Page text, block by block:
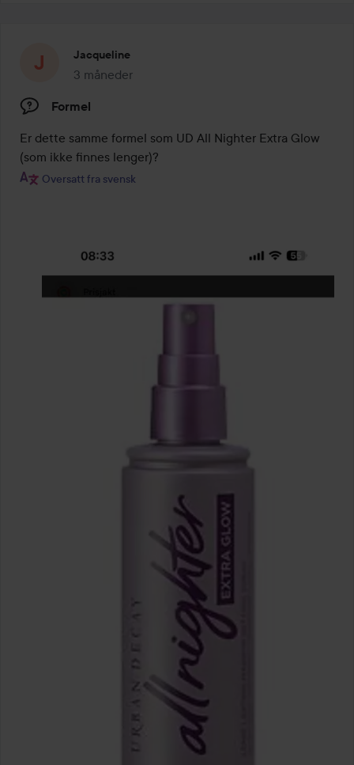
Jacqueline
3 måneder
Innlegget ble opprettet 3 måneder
Formel
Er dette samme formel som UD All Nighter Extra Glow
(som ikke finnes lenger)?
Oversatt fra svensk